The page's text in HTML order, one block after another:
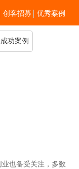
创客招募 优秀案例
零点
成功案例
也备受关注，多数